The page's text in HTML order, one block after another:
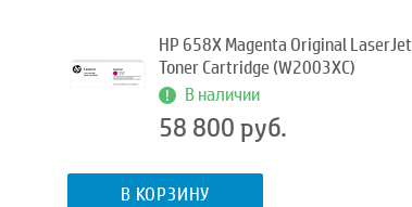
HP 658X Magenta Original LaserJet
Toner Cartridge (W2003XC)
В наличии
58 800 руб.
В КОРЗИНУ